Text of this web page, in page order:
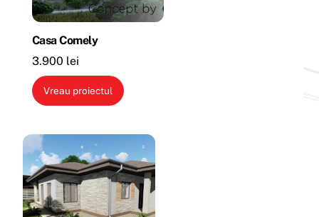
Casa Comely
3.900 lei
Vreau proiectul